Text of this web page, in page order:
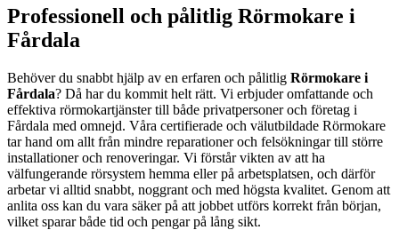
Professionell och pålitlig Rörmokare i
Fårdala
Behöver du snabbt hjälp av en erfaren och pålitlig Rörmokare i
Fårdala? Då har du kommit helt rätt. Vi erbjuder omfattande och
effektiva rörmokartjänster till både privatpersoner och företag i
Fårdala med omnejd. Våra certifierade och välutbildade Rörmokare
tar hand om allt från mindre reparationer och felsökningar till större
installationer och renoveringar. Vi förstår vikten av att ha
välfungerande rörsystem hemma eller på arbetsplatsen, och därför
arbetar vi alltid snabbt, noggrant och med högsta kvalitet. Genom att
anlita oss kan du vara säker på att jobbet utförs korrekt från början,
vilket sparar både tid och pengar på lång sikt.